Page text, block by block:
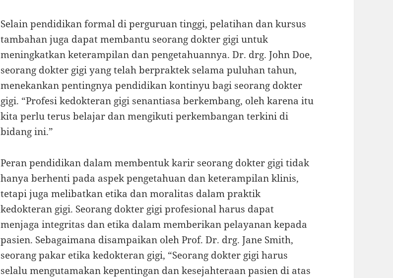
Selain pendidikan formal di perguruan tinggi, pelatihan dan kursus
tambahan juga dapat membantu seorang dokter gigi untuk
meningkatkan keterampilan dan pengetahuannya. Dr. drg. John Doe,
seorang dokter gigi yang telah berpraktek selama puluhan tahun,
menekankan pentingnya pendidikan kontinyu bagi seorang dokter
gigi. “Profesi kedokteran gigi senantiasa berkembang, oleh karena itu
kita perlu terus belajar dan mengikuti perkembangan terkini di
bidang ini.”
Peran pendidikan dalam membentuk karir seorang dokter gigi tidak
hanya berhenti pada aspek pengetahuan dan keterampilan klinis,
tetapi juga melibatkan etika dan moralitas dalam praktik
kedokteran gigi. Seorang dokter gigi profesional harus dapat
menjaga integritas dan etika dalam memberikan pelayanan kepada
pasien. Sebagaimana disampaikan oleh Prof. Dr. drg. Jane Smith,
seorang pakar etika kedokteran gigi, “Seorang dokter gigi harus
selalu mengutamakan kepentingan dan kesejahteraan pasien di atas